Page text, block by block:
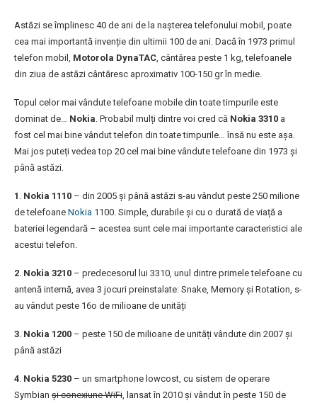
Astăzi se împlinesc 40 de ani de la nașterea telefonului mobil, poate
cea mai importantă invenție din ultimii 100 de ani. Dacă în 1973 primul
telefon mobil, Motorola DynaTAC, cântărea peste 1 kg, telefoanele
din ziua de astăzi cântăresc aproximativ 100-150 gr în medie.
Topul celor mai vândute telefoane mobile din toate timpurile este
dominat de… Nokia. Probabil mulți dintre voi cred că Nokia 3310 a
fost cel mai bine vândut telefon din toate timpurile… însă nu este așa.
Mai jos puteți vedea top 20 cel mai bine vândute telefoane din 1973 și
până astăzi.
1 . Nokia 1110 – din 2005 și până astăzi s-au vândut peste 250 milione
de telefoane Nokia 1100. Simple, durabile și cu o durată de viață a
bateriei legendară – acestea sunt cele mai importante caracteristici ale
acestui telefon.
2. Nokia 3210 – predecesorul lui 3310, unul dintre primele telefoane cu
antenă internă, avea 3 jocuri preinstalate: Snake, Memory și Rotation, s-
au vândut peste 16o de milioane de unități
3. Nokia 1200 – peste 150 de milioane de unități vândute din 2007 și
până astăzi
4. Nokia 5230 – un smartphone lowcost, cu sistem de operare
Symbian și conexiune WiFi, lansat în 2010 și vândut în peste 150 de